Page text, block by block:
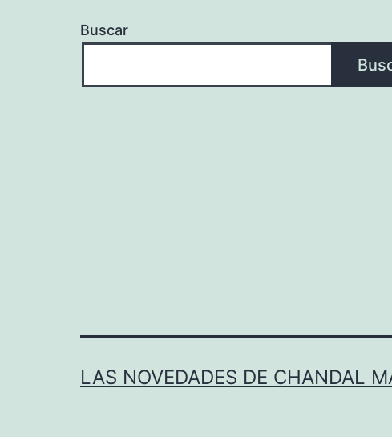
Buscar
LAS NOVEDADES DE CHANDAL